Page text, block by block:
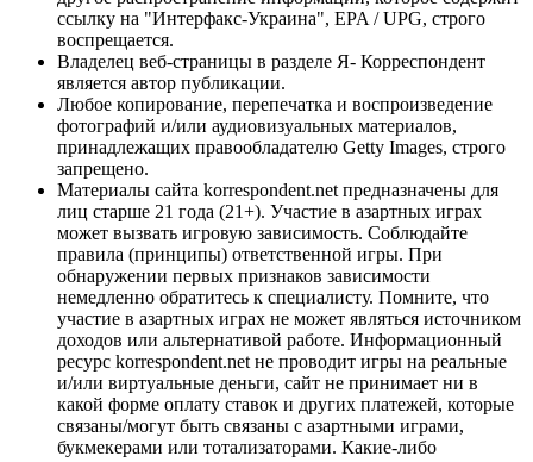
ссылку на "Интерфакс-Украина", EPA / UPG, строго
воспрещается.
Владелец веб-страницы в разделе Я- Корреспондент
является автор публикации.
Любое копирование, перепечатка и воспроизведение
фотографий и/или аудиовизуальных материалов,
принадлежащих правообладателю Getty Images, строго
запрещено.
Материалы сайта korrespondent.net предназначены для
лиц старше 21 года (21+). Участие в азартных играх
может вызвать игровую зависимость. Соблюдайте
правила (принципы) ответственной игры. При
обнаружении первых признаков зависимости
немедленно обратитесь к специалисту. Помните, что
участие в азартных играх не может являться источником
доходов или альтернативой работе. Информационный
ресурс korrespondent.net не проводит игры на реальные
и/или виртуальные деньги, сайт не принимает ни в
какой форме оплату ставок и других платежей, которые
связаны/могут быть связаны с азартными играми,
букмекерами или тотализаторами. Какие-либо